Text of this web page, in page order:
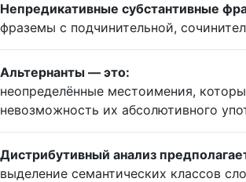
Непредикативные субстантивные
фраземы с подчинительной,
Альтернанты — это:
неопределённые местоимения,
невозможность их абсолютивного
Дистрибутивный анализ
выделение семантических классов